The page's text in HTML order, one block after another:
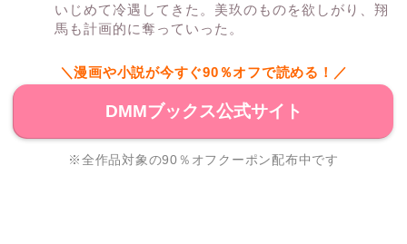
いじめて冷遇してきた。美玖のものを欲しがり、翔
馬も計画的に奪っていった。
＼漫画や小説が今すぐ90％オフで読める！／
DMMブックス公式サイト
※全作品対象の90％オフクーポン配布中です